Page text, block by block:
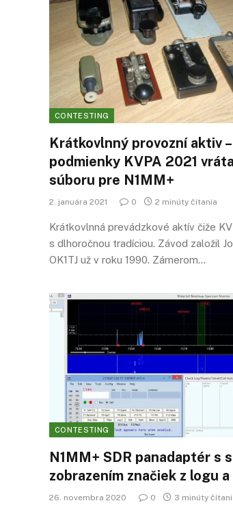
CONTESTING
Krátkovlnný provozní aktiv
podmienky KVPA 2021
súboru pre N1MM+
2. januára 2021 0 2 minúty čítania
Krátkovlnná prevádzkové aktív čiže
s dlhoročnou tradíciou. Závod založil
OK1TJ už v roku 1990. Zámerom…
CONTESTING
N1MM+ SDR panadaptér s
zobrazením značiek z logu
26. novembra 2020 0 3 minúty